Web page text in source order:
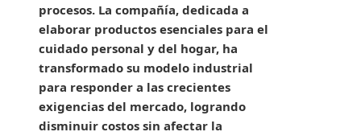
procesos. La compañía, dedicada a
elaborar productos esenciales para el
cuidado personal y del hogar, ha
transformado su modelo industrial
para responder a las crecientes
exigencias del mercado, logrando
disminuir costos sin afectar la